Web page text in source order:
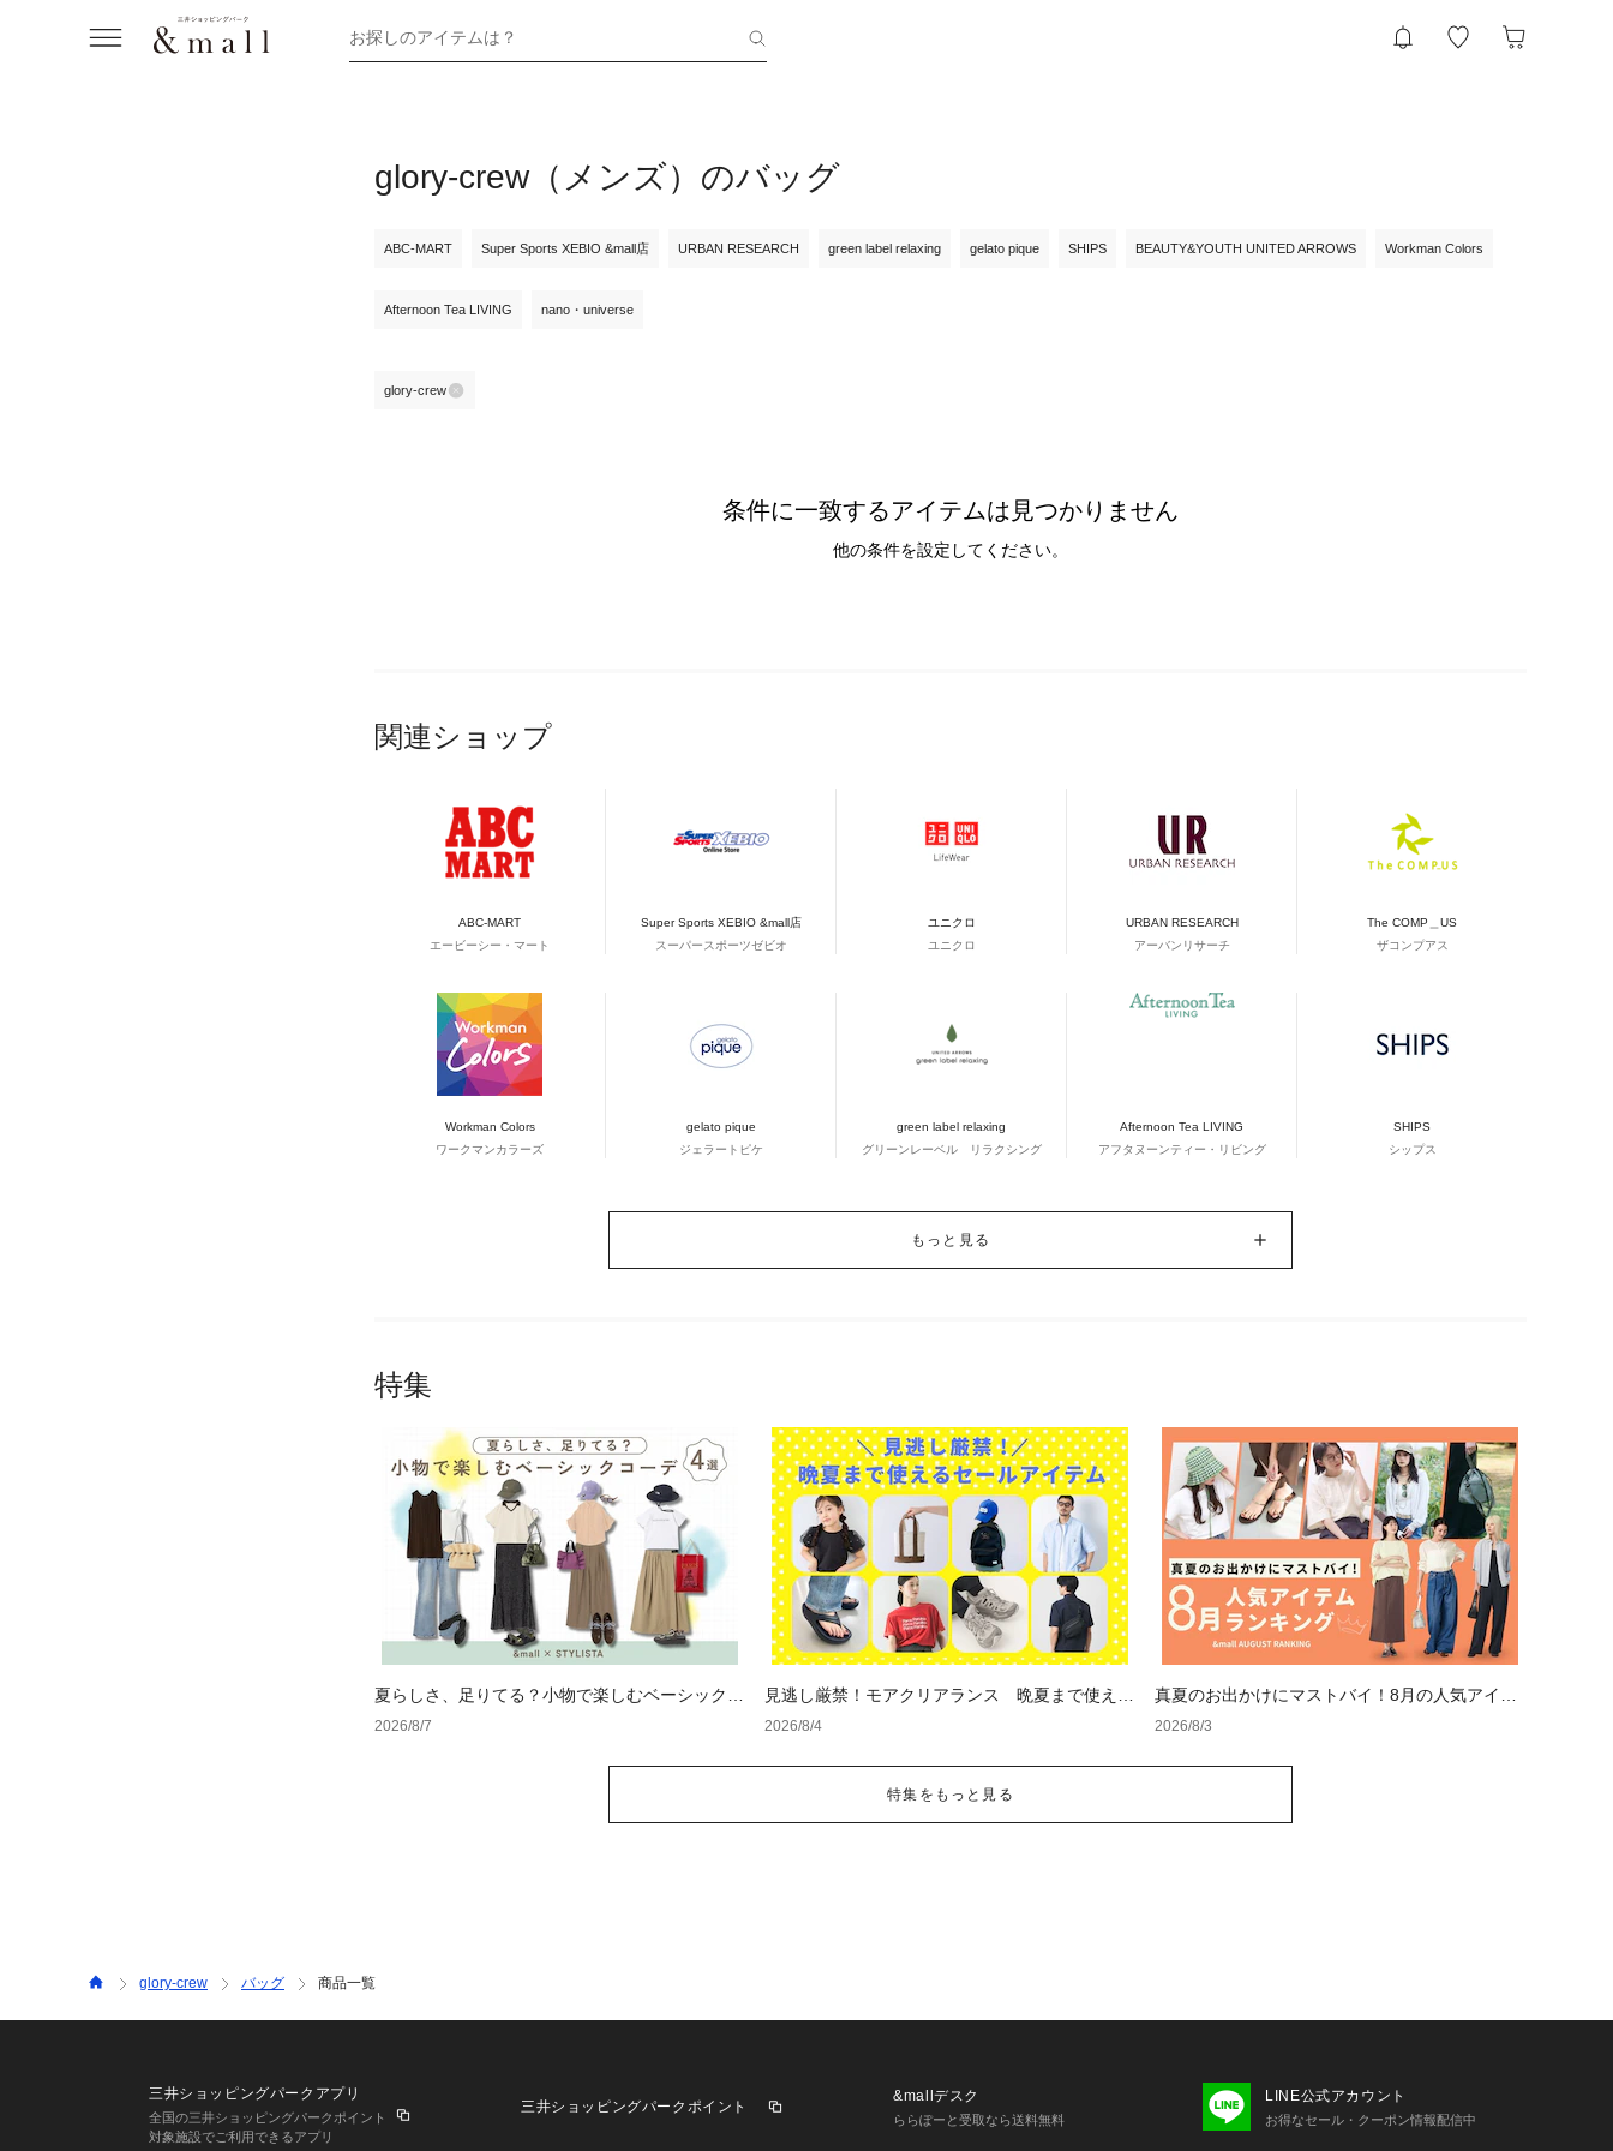
お探しのアイテムは？
glory-crew（メンズ）のバッグ
ABC-MART Super Sports XEBIO &mall店 URBAN RESEARCH green label relaxing gelato pique SHIPS BEAUTY&YOUTH UNITED ARROWS Workman Colors
Afternoon Tea LIVING nano・universe
glory-crew
条件に一致するアイテムは見つかりません
他の条件を設定してください。
関連ショップ
ABC-MART
エービーシー・マート
Super Sports XEBIO &mall店
スーパースポーツゼビオ
ユニクロ
ユニクロ
URBAN RESEARCH
アーバンリサーチ
The COMP＿US
ザコンプアス
Workman Colors
ワークマンカラーズ
gelato pique
ジェラートピケ
green label relaxing
グリーンレーベル リラクシング
Afternoon Tea LIVING
アフタヌーンティー・リビング
SHIPS
シップス
もっと見る
特集
夏らしさ、足りてる？小物で楽しむベーシックコ
ーデ4選
2026/8/7
見逃し厳禁！モアクリアランス 晩夏まで使える
セールアイテム
2026/8/4
真夏のお出かけにマストバイ！8月の人気アイテ
ムランキング
2026/8/3
特集をもっと見る
glory-crew バッグ 商品一覧
三井ショッピングパークアプリ
全国の三井ショッピングパークポイント
対象施設でご利用できるアプリ
三井ショッピングパークポイント
&mallデスク
ららぽーと受取なら送料無料
LINE公式アカウント
お得なセール・クーポン情報配信中